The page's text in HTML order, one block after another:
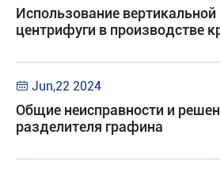
Использование вертикальной
центрифуги в производстве
 Jun,22 2024
Общие неисправности и
разделителя графина